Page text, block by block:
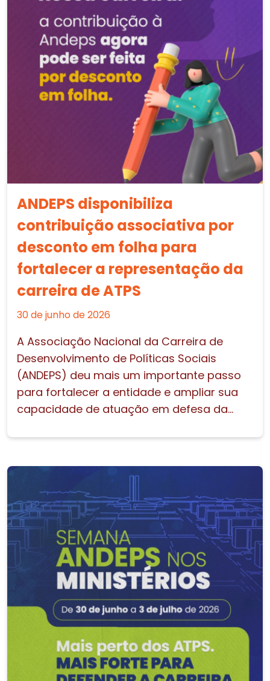
ANDEPS disponibiliza
contribuição associativa por
desconto em folha para
fortalecer a representação da
carreira de ATPS
30 de junho de 2026
A Associação Nacional da Carreira de
Desenvolvimento de Políticas Sociais
(ANDEPS) deu mais um importante passo
para fortalecer a entidade e ampliar sua
capacidade de atuação em defesa da...